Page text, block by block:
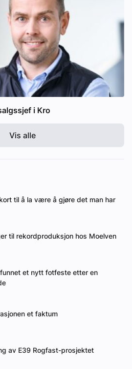
i Kro
Vis alle
til å la være å gjøre det man har
til rekordproduksjon hos Moelven
et nytt fotfeste etter en
et faktum
av E39 Rogfast-prosjektet